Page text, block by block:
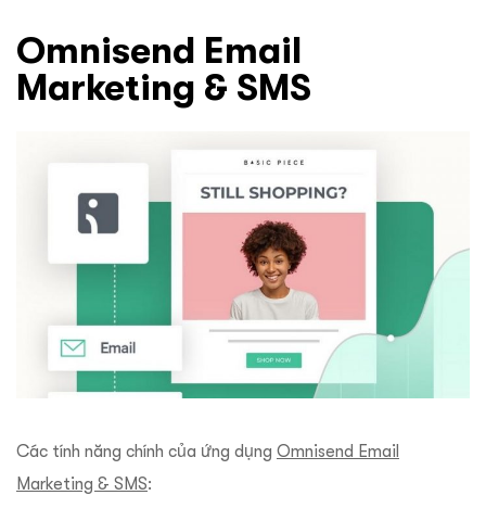
Omnisend Email
Marketing & SMS
Các tính năng chính của ứng dụng Omnisend Email
Marketing & SMS: